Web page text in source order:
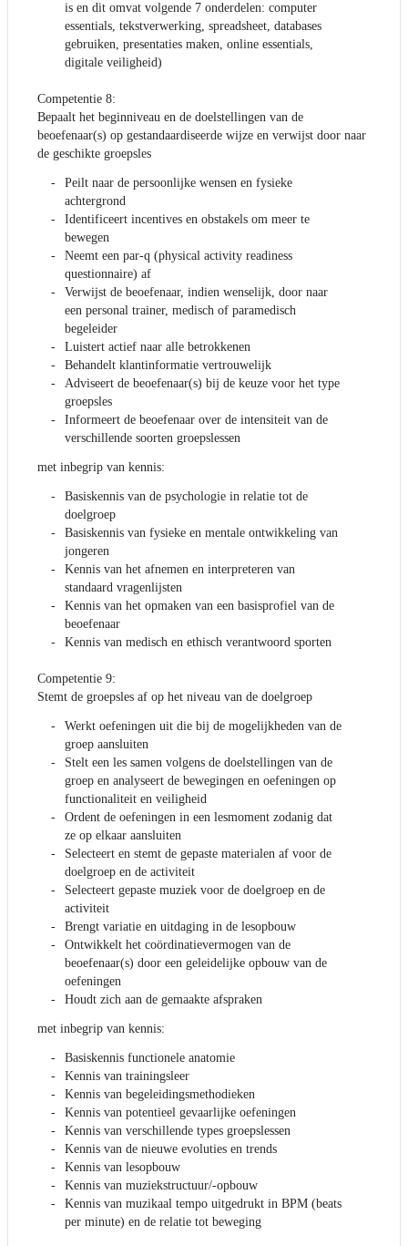
is en dit omvat volgende 7 onderdelen: computer
essentials, tekstverwerking, spreadsheet, databases
gebruiken, presentaties maken, online essentials,
digitale veiligheid)
Competentie 8:
Bepaalt het beginniveau en de doelstellingen van de
beoefenaar(s) op gestandaardiseerde wijze en verwijst door naar
de geschikte groepsles
Peilt naar de persoonlijke wensen en fysieke
achtergrond
Identificeert incentives en obstakels om meer te
bewegen
Neemt een par-q (physical activity readiness
questionnaire) af
Verwijst de beoefenaar, indien wenselijk, door naar
een personal trainer, medisch of paramedisch
begeleider
Luistert actief naar alle betrokkenen
Behandelt klantinformatie vertrouwelijk
Adviseert de beoefenaar(s) bij de keuze voor het type
groepsles
Informeert de beoefenaar over de intensiteit van de
verschillende soorten groepslessen
met inbegrip van kennis:
Basiskennis van de psychologie in relatie tot de
doelgroep
Basiskennis van fysieke en mentale ontwikkeling van
jongeren
Kennis van het afnemen en interpreteren van
standaard vragenlijsten
Kennis van het opmaken van een basisprofiel van de
beoefenaar
Kennis van medisch en ethisch verantwoord sporten
Competentie 9:
Stemt de groepsles af op het niveau van de doelgroep
Werkt oefeningen uit die bij de mogelijkheden van de
groep aansluiten
Stelt een les samen volgens de doelstellingen van de
groep en analyseert de bewegingen en oefeningen op
functionaliteit en veiligheid
Ordent de oefeningen in een lesmoment zodanig dat
ze op elkaar aansluiten
Selecteert en stemt de gepaste materialen af voor de
doelgroep en de activiteit
Selecteert gepaste muziek voor de doelgroep en de
activiteit
Brengt variatie en uitdaging in de lesopbouw
Ontwikkelt het coördinatievermogen van de
beoefenaar(s) door een geleidelijke opbouw van de
oefeningen
Houdt zich aan de gemaakte afspraken
met inbegrip van kennis:
Basiskennis functionele anatomie
Kennis van trainingsleer
Kennis van begeleidingsmethodieken
Kennis van potentieel gevaarlijke oefeningen
Kennis van verschillende types groepslessen
Kennis van de nieuwe evoluties en trends
Kennis van lesopbouw
Kennis van muziekstructuur/-opbouw
Kennis van muzikaal tempo uitgedrukt in BPM (beats
per minute) en de relatie tot beweging